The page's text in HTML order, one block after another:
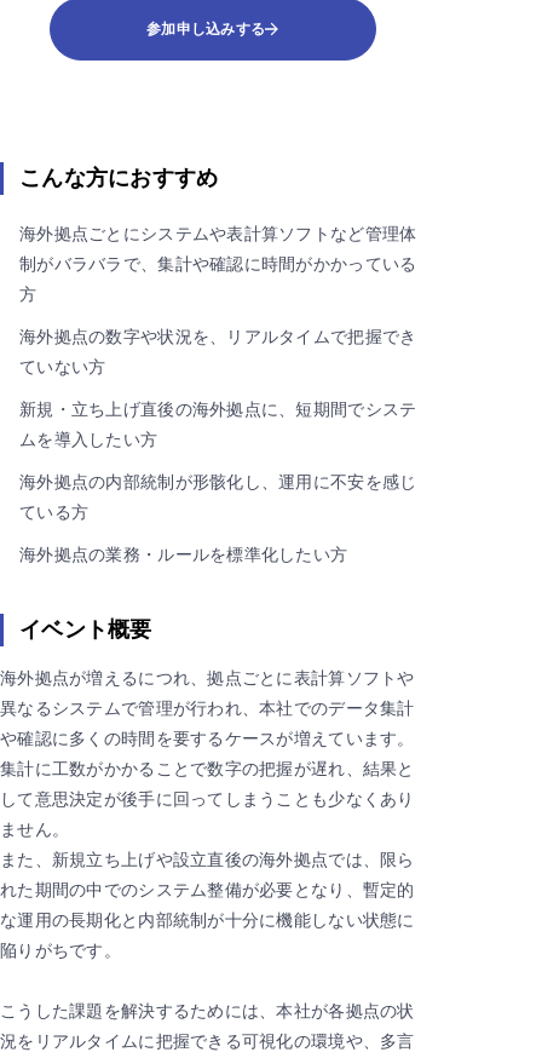
参加申し込みする
こんな方におすすめ
海外拠点ごとにシステムや表計算ソフトなど管理体
制がバラバラで、集計や確認に時間がかかっている
方
海外拠点の数字や状況を、リアルタイムで把握でき
ていない方
新規・立ち上げ直後の海外拠点に、短期間でシステ
ムを導入したい方
海外拠点の内部統制が形骸化し、運用に不安を感じ
ている方
海外拠点の業務・ルールを標準化したい方
イベント概要
海外拠点が増えるにつれ、拠点ごとに表計算ソフトや
異なるシステムで管理が行われ、本社でのデータ集計
や確認に多くの時間を要するケースが増えています。
集計に工数がかかることで数字の把握が遅れ、結果と
して意思決定が後手に回ってしまうことも少なくあり
ません。
また、新規立ち上げや設立直後の海外拠点では、限ら
れた期間の中でのシステム整備が必要となり、暫定的
な運用の長期化と内部統制が十分に機能しない状態に
陥りがちです。
こうした課題を解決するためには、本社が各拠点の状
況をリアルタイムに把握できる可視化の環境や、多言